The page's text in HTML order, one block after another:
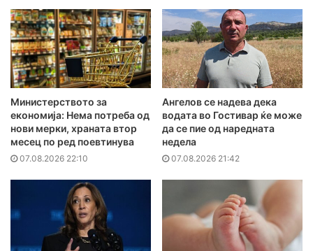
Министерството за
економија: Нема потреба од
нови мерки, храната втор
месец по ред поевтинува
07.08.2026 22:10
Ангелов се надева дека
водата во Гостивар ќе може
да се пие од наредната
недела
07.08.2026 21:42